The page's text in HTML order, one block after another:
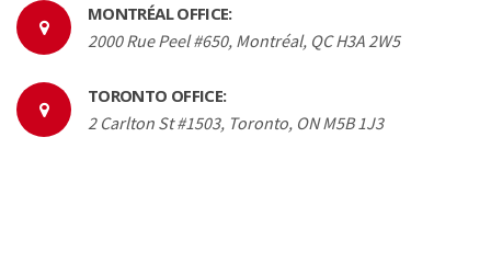
MONTRÉAL OFFICE:
2000 Rue Peel #650, Montréal, QC H3A 2W5
TORONTO OFFICE:
2 Carlton St #1503, Toronto, ON M5B 1J3